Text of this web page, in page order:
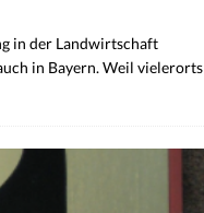
in der Landwirtschaft
in Bayern. Weil vielerorts